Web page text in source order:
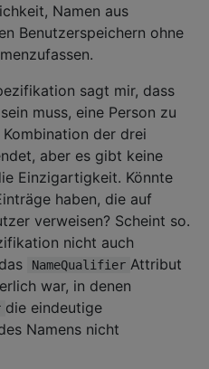
Namen aus
Benutzerspeichern ohne
sagt mir, dass
muss, eine Person zu
der drei
aber es gibt keine
Einzigartigkeit. Könnte
haben, die auf
verweisen? Scheint so.
nicht auch
NameQualifier Attribut
war, in denen
die eindeutige
Namens nicht